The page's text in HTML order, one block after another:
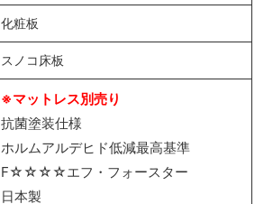
化粧板
スノコ床板
※マットレス別売り
抗菌塗装仕様
ホルムアルデヒド低減最高基準
F☆☆☆☆エフ・フォースター
日本製